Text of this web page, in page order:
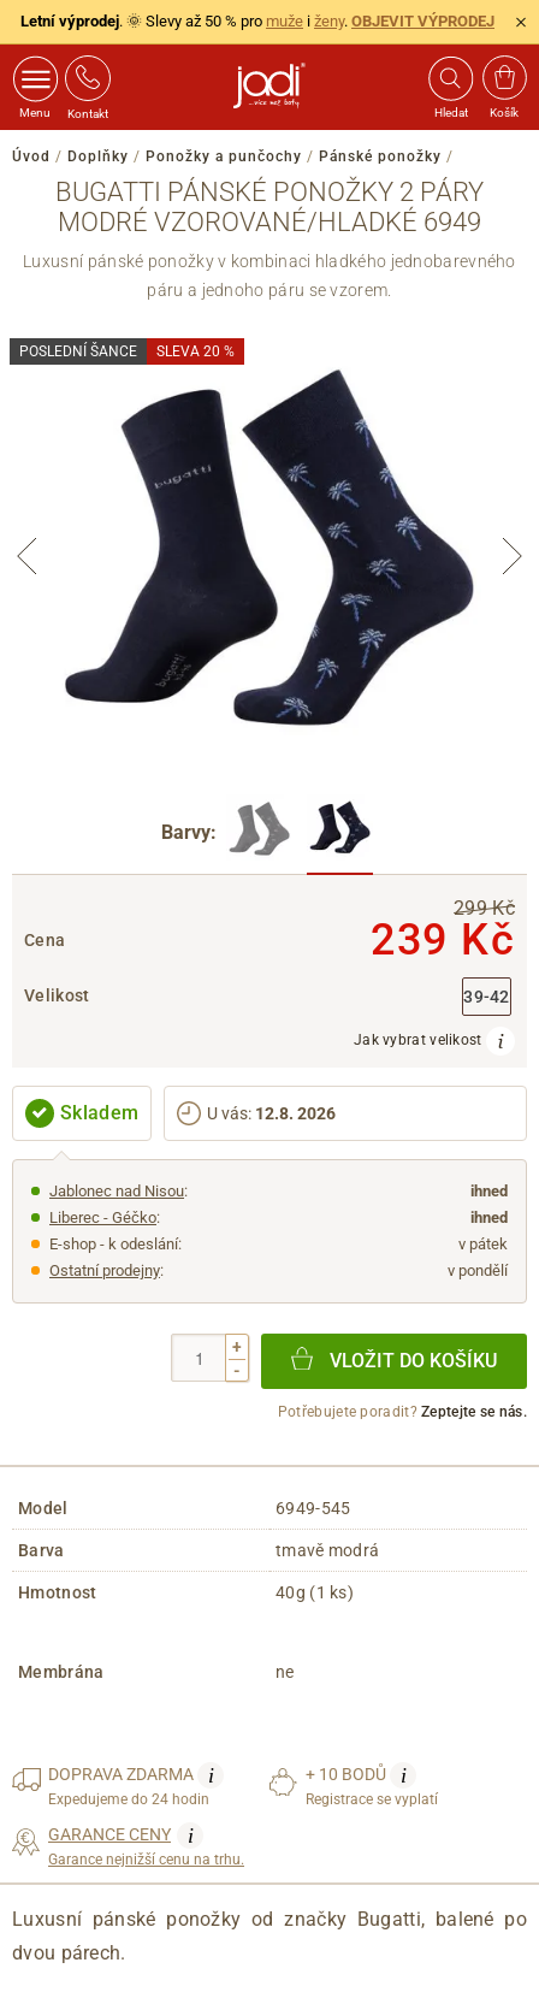
Letní výprodej. 🌞 Slevy až 50 % pro muže i ženy. OBJEVIT VÝPRODEJ
Menu Kontakt Hledat Košík
Úvod / Doplňky / Ponožky a punčochy / Pánské ponožky /
BUGATTI PÁNSKÉ PONOŽKY 2 PÁRY
MODRÉ VZOROVANÉ/HLADKÉ 6949
Luxusní pánské ponožky v kombinaci hladkého jednobarevného
páru a jednoho páru se vzorem.
POSLEDNÍ ŠANCE SLEVA 20 %
Barvy:
Cena
299 Kč
239 Kč
Velikost 39-42
Jak vybrat velikost
Skladem U vás: 12.8. 2026
Jablonec nad Nisou:
ihned
Liberec - Géčko:
ihned
E-shop - k odeslání:
v pátek
Ostatní prodejny: v pondělí
+
-
VLOŽIT DO KOŠÍKU
Potřebujete poradit?Zeptejte se nás.
Model 6949-545
Barva tmavě modrá
Hmotnost 40g (1 ks)
Membrána ne
DOPRAVAZDARMA i
Expedujeme do 24 hodin
+ 10 BODŮ i
Registrace se vyplatí
GARANCE CENY i
Garance nejnižší cenu na trhu.
Luxusní pánské ponožky od značky Bugatti, balené po
dvou párech.